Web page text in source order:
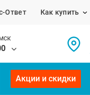
Ответ Как купить
Акции и скидки